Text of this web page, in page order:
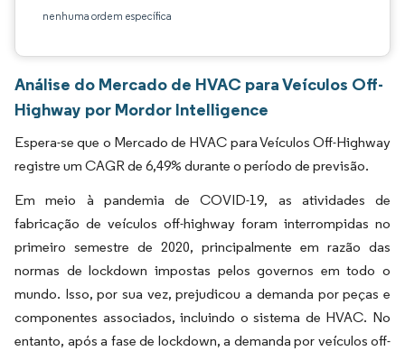
nenhuma ordem específica
Análise do Mercado de HVAC para Veículos Off-
Highway por Mordor Intelligence
Espera-se que o Mercado de HVAC para Veículos Off-Highway
registre um CAGR de 6,49% durante o período de previsão.
Em meio à pandemia de COVID-19, as atividades de
fabricação de veículos off-highway foram interrompidas no
primeiro semestre de 2020, principalmente em razão das
normas de lockdown impostas pelos governos em todo o
mundo. Isso, por sua vez, prejudicou a demanda por peças e
componentes associados, incluindo o sistema de HVAC. No
entanto, após a fase de lockdown, a demanda por veículos off-